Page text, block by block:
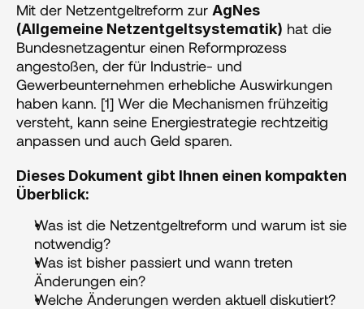
Mit der Netzentgeltreform zur AgNes
(Allgemeine Netzentgeltsystematik) hat die
Bundesnetzagentur einen Reformprozess
angestoßen, der für Industrie- und
Gewerbeunternehmen erhebliche Auswirkungen
haben kann. [1] Wer die Mechanismen frühzeitig
versteht, kann seine Energiestrategie rechtzeitig
anpassen und auch Geld sparen.
Dieses Dokument gibt Ihnen einen kompakten
Überblick:
Was ist die Netzentgeltreform und warum ist sie
notwendig?
Was ist bisher passiert und wann treten
Änderungen ein?
Welche Änderungen werden aktuell diskutiert?